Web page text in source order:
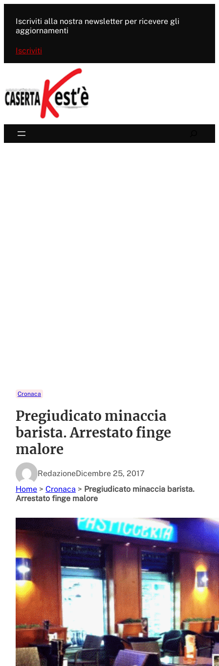
contenuto
Iscriviti alla nostra newsletter per ricevere gli
aggiornamenti
Iscriviti
Cronaca
Pregiudicato minaccia
barista. Arrestato finge
malore
RedazioneDicembre 25, 2017
Home > Cronaca > Pregiudicato minaccia barista.
Arrestato finge malore